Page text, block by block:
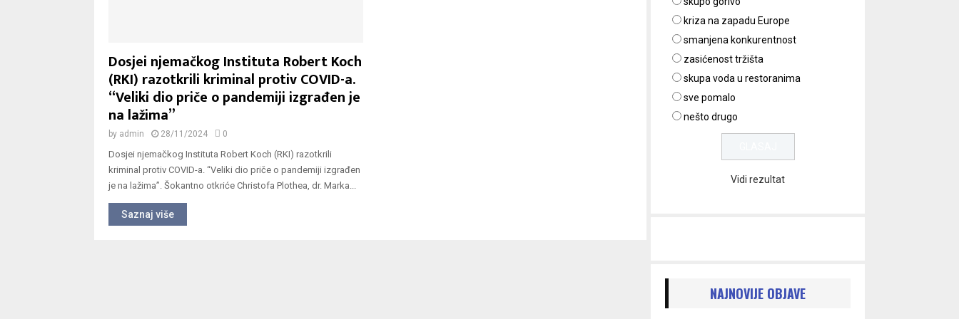
Dosjei njemačkog Instituta Robert Koch
(RKI) razotkrili kriminal protiv COVID-a.
“Veliki dio priče o pandemiji izgrađen je
na lažima”
by admin 28/11/2024 0
Dosjei njemačkog Instituta Robert Koch (RKI) razotkrili
kriminal protiv COVID-a. “Veliki dio priče o pandemiji izgrađen
je na lažima”. Šokantno otkriće Christofa Plothea, dr. Marka...
Saznaj više
kriza na zapadu Europe
smanjena konkurentnost
zasićenost tržišta
skupa voda u restoranima
sve pomalo
nešto drugo
Vidi rezultat
NAJNOVIJE OBJAVE